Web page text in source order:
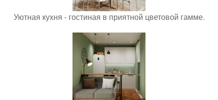
Уютная кухня - гостиная в приятной цветовой гамме.